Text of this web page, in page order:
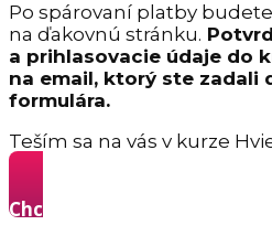
Po spárovaní platby
na ďakovnú stránku.
a prihlasovacie údaje do
na email, ktorý ste zadali
formulára.
Teším sa na vás v kurze
Chcem sa stať Hviezdou